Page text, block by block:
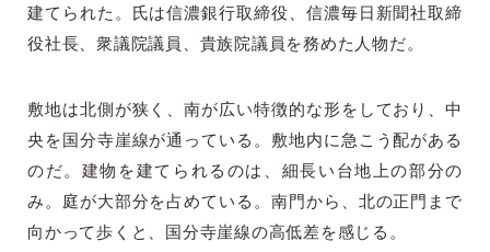
建てられた。氏は信濃銀行取締役、信濃毎日新聞社取締
役社長、衆議院議員、貴族院議員を務めた人物だ。
敷地は北側が狭く、南が広い特徴的な形をしており、中
央を国分寺崖線が通っている。敷地内に急こう配がある
のだ。建物を建てられるのは、細長い台地上の部分の
み。庭が大部分を占めている。南門から、北の正門まで
向かって歩くと、国分寺崖線の高低差を感じる。